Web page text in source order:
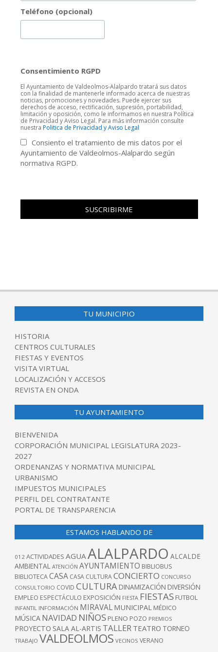
Teléfono (opcional)
Consentimiento RGPD
El Ayuntamiento de Valdeolmos-Alalpardo tratará sus datos
con la finalidad de mantenerle informado acerca de nuestras
noticias, promociones y novedades. Puede ejercer sus
derechos de acceso, rectificación, supresión, portabilidad,
limitación y oposición, como le informamos en nuestra Política
de Privacidad y Aviso Legal. Para más información consulte
nuestra Politica de Privacidad y Aviso Legal
Consiento el tratamiento de mis datos por el
Ayuntamiento de Valdeolmos-Alalpardo según
normativa RGPD.
TU MUNICIPIO
HISTORIA
CENTROS CULTURALES
FIESTAS Y EVENTOS
VISITA VIRTUAL
LOCALIZACIÓN Y ACCESOS
REVISTA EN ONDA
TU AYUNTAMIENTO
BIENVENIDA
CORPORACIÓN MUNICIPAL LEGISLATURA 2023-
2027
ORDENANZAS Y NORMATIVA MUNICIPAL
URBANISMO
IMPUESTOS MUNICIPALES
PERFIL DEL CONTRATANTE
PORTAL DE TRANSPARENCIA
ESTAMOS HABLANDO DE
012 ACTIVIDADES AGUA ALALPARDO ALCALDE
AMBIENTAL ATENCIÓN AYUNTAMIENTO BIBLIOBUS
BIBLIOTECACASA CASA CULTURACONCIERTO CONCURSO
CONSULTORIO COVID CULTURA DINAMIZACIÓN DIVERSIÓN
EMPLEO ESPECTÁCULO EXPOSICIÓN FIESTA FIESTAS FUTBOL
INFANTIL INFORMACIÓN MIRAVAL MUNICIPAL MÉDICO
MÚSICA NAVIDAD NIÑOS PLENO POZO PREMIOS
PROYECTO SALA AL-ARTIS TALLER TEATRO TORNEO
TRABAJO VALDEOLMOS VECINOS VERANO